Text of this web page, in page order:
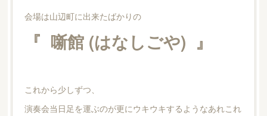
会場は山辺町に出来たばかりの
『 噺館 (はなしごや) 』
これから少しずつ、
演奏会当日足を運ぶのが更にウキウキするようなあれこれ